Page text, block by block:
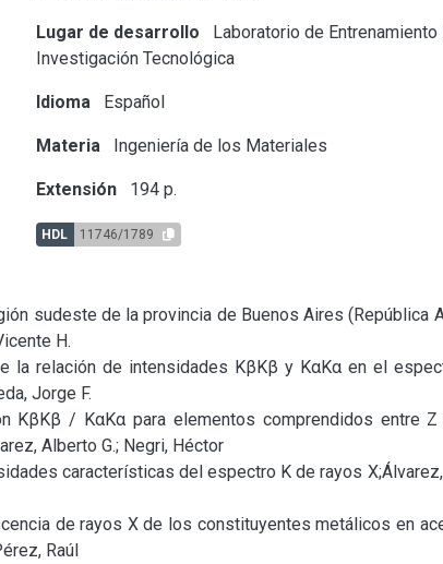
Lugar de desarrollo
Laboratorio de
Investigación Tecnológica
Idioma Español
Materia Ingeniería de los Materiales
Extensión 194 p.
HDL 11746/1789
sudeste de la provincia de Buenos Aires (República
H.
la relación de intensidades KβKβ y KαKα en el
Jorge F.
KβKβ / KαKα para elementos comprendidos entre
Alberto G.; Negri, Héctor
características del espectro K de rayos X;Álvarez,
de rayos X de los constituyentes metálicos en
Raúl